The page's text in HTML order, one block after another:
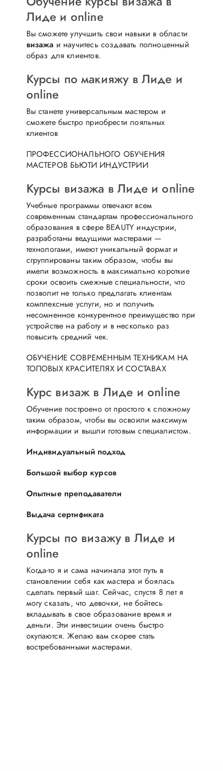
Лиде и online
Вы сможете улучшить свои навыки в области
визажа и научитесь создавать полноценный
образ для клиентов.
Курсы по макияжу в Лиде и
online
Вы станете универсальным мастером и
сможете быстро приобрести лояльных
клиентов
ПРОФЕССИОНАЛЬНОГО ОБУЧЕНИЯ
МАСТЕРОВ БЬЮТИ ИНДУСТРИИ
Курсы визажа в Лиде и online
Учебные программы отвечают всем
современным стандартам профессионального
образования в сфере BEAUTY индустрии,
разработаны ведущими мастерами —
технологами, имеют уникальный формат и
сгруппированы таким образом, чтобы вы
имели возможность в максимально короткие
сроки освоить смежные специальности, что
позволит не только предлагать клиентам
комплексные услуги, но и получить
несомненное конкурентное преимущество при
устройстве на работу и в несколько раз
повысить средний чек.
ОБУЧЕНИЕ СОВРЕМЕННЫМ ТЕХНИКАМ НА
ТОПОВЫХ КРАСИТЕЛЯХ И СОСТАВАХ
Курс визаж в Лиде и online
Обучение построено от простого к сложному
таким образом, чтобы вы освоили максимум
информации и вышли готовым специалистом.
Индивидуальный подход
Большой выбор курсов
Опытные преподаватели
Выдача сертификата
Курсы по визажу в Лиде и
online
Когда-то я и сама начинала этот путь в
становлении себя как мастера и боялась
сделать первый шаг. Сейчас, спустя 8 лет я
могу сказать, что девочки, не бойтесь
вкладывать в свое образование время и
деньги. Эти инвестиции очень быстро
окупаются. Желаю вам скорее стать
востребованными мастерами.